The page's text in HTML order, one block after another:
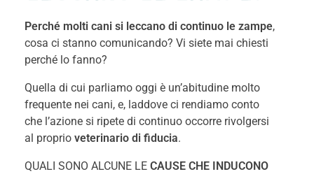
Perché molti cani si leccano di continuo le zampe,
cosa ci stanno comunicando? Vi siete mai chiesti
perché lo fanno?
Quella di cui parliamo oggi è un’abitudine molto
frequente nei cani, e, laddove ci rendiamo conto
che l’azione si ripete di continuo occorre rivolgersi
al proprio veterinario di fiducia.
QUALI SONO ALCUNE LE CAUSE CHE INDUCONO